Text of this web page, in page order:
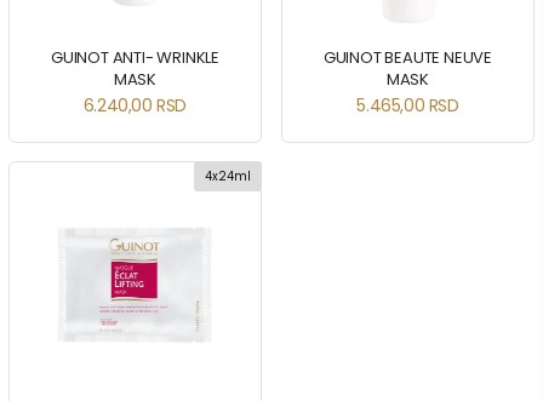
GUINOT ANTI- WRINKLE
MASK
6.240,00RSD
GUINOT BEAUTE NEUVE
MASK
5.465,00 RSD
4x24ml